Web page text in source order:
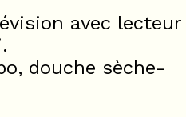
avec lecteur
douche sèche-